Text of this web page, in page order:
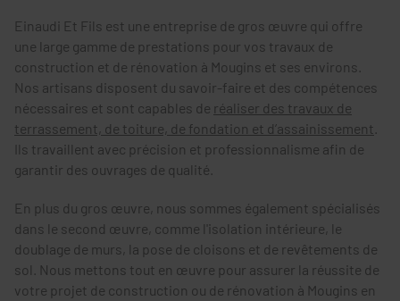
Einaudi Et Fils est une entreprise de gros œuvre qui offre
une large gamme de prestations pour vos travaux de
construction et de rénovation à Mougins et ses environs.
Nos artisans disposent du savoir-faire et des compétences
nécessaires et sont capables de réaliser des travaux de
terrassement, de toiture, de fondation et d’assainissement
Ils travaillent avec précision et professionnalisme afin de
garantir des ouvrages de qualité.
En plus du gros œuvre, nous sommes également spécialisés
dans le second œuvre, comme l'isolation intérieure, le
doublage de murs, la pose de cloisons et de revêtements de
sol. Nous mettons tout en œuvre pour assurer la réussite de
votre projet de construction ou de rénovation à Mougins en